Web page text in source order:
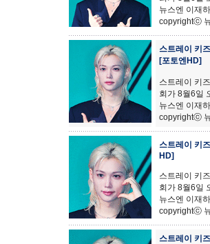
뉴스엔 이재
copyrightⓒ
스트레이 키
[포토엔HD]
스트레이 키
회가 8월6일
뉴스엔 이재
copyrightⓒ
스트레이 키
HD]
스트레이 키
회가 8월6일
뉴스엔 이재
copyrightⓒ
스트레이 키